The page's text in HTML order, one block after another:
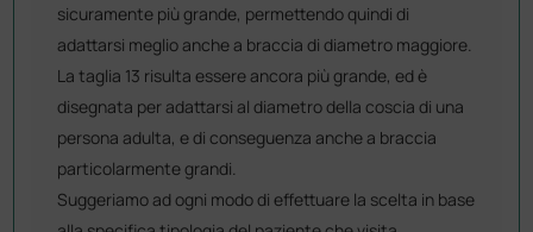
sicuramente più grande, permettendo quindi di
adattarsi meglio anche a braccia di diametro maggiore.
La taglia 13 risulta essere ancora più grande, ed è
disegnata per adattarsi al diametro della coscia di una
persona adulta, e di conseguenza anche a braccia
particolarmente grandi.
Suggeriamo ad ogni modo di effettuare la scelta in base